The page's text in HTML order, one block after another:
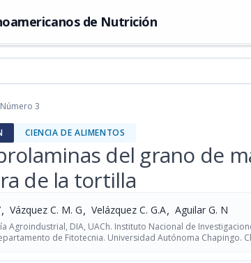
de Nutrición
Número 3
CIENCIA DE ALIMENTOS
del grano de
de la tortilla
, Vázquez C. M. G, Velázquez C. G.A, Aguilar G. N
Agroindustrial, DIA, UACh. Instituto Nacional de
de Fitotecnia. Universidad Autónoma Chapingo.